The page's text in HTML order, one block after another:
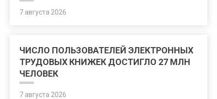
7 августа 2026
ЧИСЛО ПОЛЬЗОВАТЕЛЕЙ ЭЛЕКТРОННЫХ
ТРУДОВЫХ КНИЖЕК ДОСТИГЛО 27 МЛН
ЧЕЛОВЕК
7 августа 2026